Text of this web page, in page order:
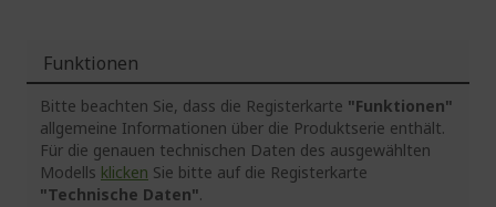
Funktionen
Bitte beachten Sie, dass die Registerkarte "Funktionen"
allgemeine Informationen über die Produktserie enthält.
Für die genauen technischen Daten des ausgewählten
Modells klicken Sie bitte auf die Registerkarte
"Technische Daten".